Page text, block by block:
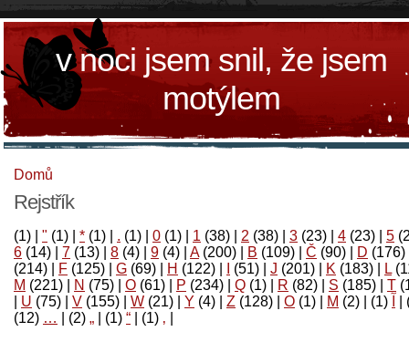
v noci jsem snil, že jsem
motýlem
Domů
Rejstřík
(1) " (1) * (1) . (1) 0 (1) 1 (38) 2 (38) 3 (23) 4 (23) 5
6 (14) 7 (13) 8 (4) 9 (4) A(200) B (109) Č (90) D (176)
(214)
F (125) G (69) H (122) (51) J (201) K (183) L
M (221) N (75) O (61) P (234) Q (1) R (82) S (185) T
U (75) V (155) W (21) Y (4) Z (128) Ο (1) М (2)
(1)
‚
(1)
“
(1)
„
(2)
…
(12)